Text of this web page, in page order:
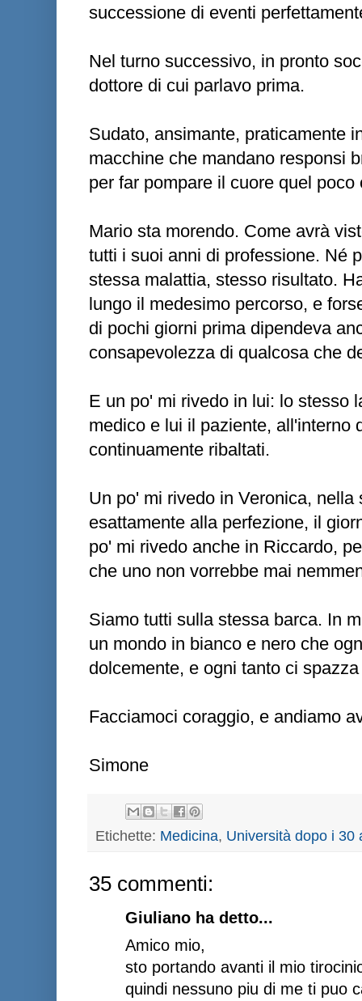
successione di eventi
Nel turno successivo, in pronto
dottore di cui parlavo prima.
Sudato, ansimante, praticamente
macchine che mandano responsi
per far pompare il cuore quel poco
Mario sta morendo. Come avrà
tutti i suoi anni di professione. Né
stessa malattia, stesso risultato.
lungo il medesimo percorso, e
di pochi giorni prima dipendeva
consapevolezza di qualcosa che
E un po' mi rivedo in lui: lo stesso
medico e lui il paziente, all'interno
continuamente ribaltati.
Un po' mi rivedo in Veronica,
esattamente alla perfezione, il
po' mi rivedo anche in Riccardo,
che uno non vorrebbe mai
Siamo tutti sulla stessa barca. In
un mondo in bianco e nero che
dolcemente, e ogni tanto ci
Facciamoci coraggio, e andiamo
Simone
Etichette: Medicina, Università dopo i 30
35 commenti:
Giuliano ha detto...
Amico mio,
sto portando avanti il mio
quindi nessuno piu di me ti puo